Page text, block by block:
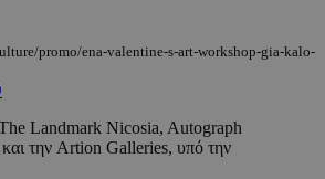
promo/ena-valentine-s-art-workshop-gia-kalo-
Landmark Nicosia, Autograph
την Artion Galleries, υπό την